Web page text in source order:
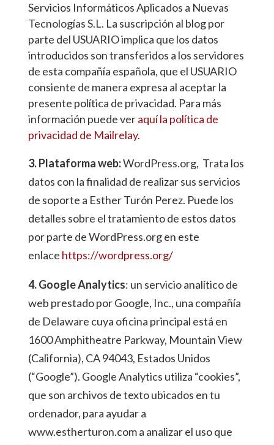
Servicios Informáticos Aplicados a Nuevas
Tecnologías S.L. La suscripción al blog por
parte del USUARIO implica que los datos
introducidos son transferidos a los servidores
de esta compañía española, que el USUARIO
consiente de manera expresa al aceptar la
presente política de privacidad. Para más
información puede veraquí la política de
privacidad de Mailrelay.
3. Plataforma web:WordPress.org, Trata los
datos con la finalidad de realizar sus servicios
de soporte a Esther Turón Perez. Puede los
detalles sobre el tratamiento de estos datos
por parte de WordPress.org en este
enlace https://wordpress.org/
4. Google Analytics: un servicio analítico de
web prestado por Google, Inc., una compañía
de Delaware cuya oficina principal está en
1600 Amphitheatre Parkway, Mountain View
(California), CA 94043, Estados Unidos
(“Google”). Google Analytics utiliza “cookies”,
que son archivos de texto ubicados en tu
ordenador, para ayudar a
www.estherturon.com a analizar el uso que